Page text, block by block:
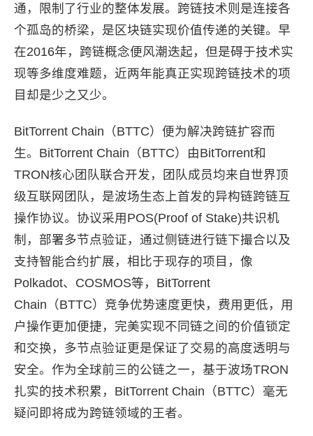
通，限制了行业的整体发展。跨链技术则是连接各
个孤岛的桥梁，是区块链实现价值传递的关键。早
在2016年，跨链概念便风潮迭起，但是碍于技术实
现等多维度难题，近两年能真正实现跨链技术的项
目却是少之又少。
BitTorrent Chain（BTTC）便为解决跨链扩容而
生。BitTorrent Chain（BTTC）由BitTorrent和
TRON核心团队联合开发，团队成员均来自世界顶
级互联网团队，是波场生态上首发的异构链跨链互
操作协议。协议采用POS(Proof of Stake)共识机
制，部署多节点验证，通过侧链进行链下撮合以及
支持智能合约扩展，相比于现存的项目，像
Polkadot、COSMOS等，BitTorrent
Chain（BTTC）竞争优势速度更快，费用更低，用
户操作更加便捷，完美实现不同链之间的价值锁定
和交换，多节点验证更是保证了交易的高度透明与
安全。作为全球前三的公链之一，基于波场TRON
扎实的技术积累，BitTorrent Chain（BTTC）毫无
疑问即将成为跨链领域的王者。